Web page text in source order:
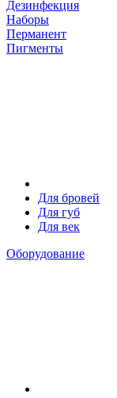
Дезинфекция
Наборы
Перманент
Пигменты
Для бровей
Для губ
Для век
Оборудование